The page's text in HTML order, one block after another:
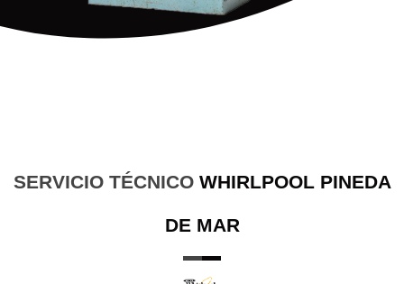
SERVICIO TÉCNICO WHIRLPOOL PINEDA
DE MAR